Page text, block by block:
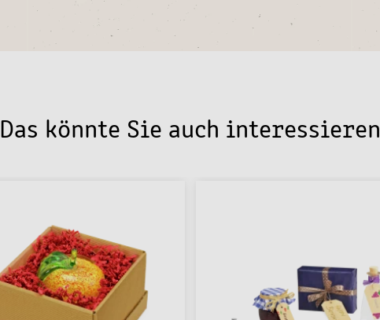
Das könnte Sie auch interessieren